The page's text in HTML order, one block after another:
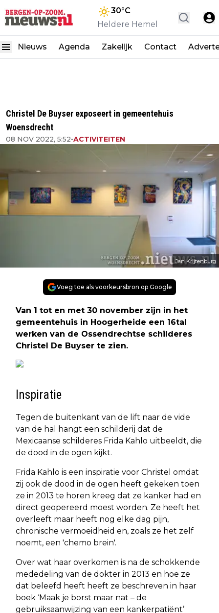
30°C
Heldere Hemel
Nieuws Agenda Zakelijk Contact
Christel De Buyser exposeert in gemeentehuis
Woensdrecht
08 NOV 2022, 5:52•ACTIVITEITEN
Jan Krijtenburg
Voeg toe als voorkeursbron op Google
Van 1 tot en met 30 november zijn in het
gemeentehuis in Hoogerheide een 16tal
werken van de Ossendrechtse schilderes
Christel De Buyser te zien.
Inspiratie
Tegen de buitenkant van de lift naar de vide
van de hal hangt een schilderij dat de
Mexicaanse schilderes Frida Kahlo uitbeeldt, die
de dood in de ogen kijkt.
Frida Kahlo is een inspiratie voor Christel omdat
zij ook de dood in de ogen heeft gekeken toen
ze in 2013 te horen kreeg dat ze kanker had en
direct geopereerd moest worden. Ze heeft het
overleeft maar heeft nog elke dag pijn,
chronische vermoeidheid en, zoals ze het zelf
noemt, een 'chemo brein'.
Over wat haar overkomen is na de schokkende
mededeling van de dokter in 2013 en hoe ze
dat beleefd heeft heeft ze beschreven in haar
boek ‘Maak je borst maar nat – de
gebruiksaanwijzing van een kankerpatiënt’